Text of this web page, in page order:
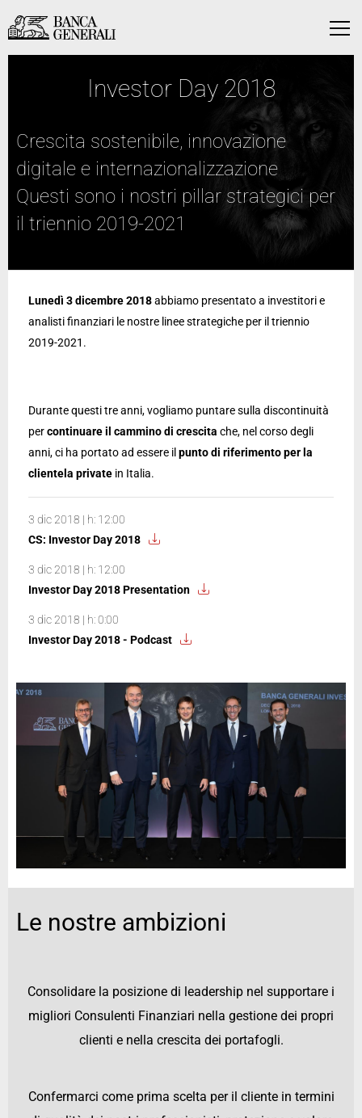
Vai al contenuto principale
Menu
Vai al contenuto principale
Investor Day 2018
Crescita sostenibile, innovazione
digitale e internazionalizzazione
Questi sono i nostri pillar strategici per
il triennio 2019-2021
Lunedì 3 dicembre 2018abbiamo presentato a investitori e
analisti finanziari le nostre linee strategiche per il triennio
2019-2021.
Durante questi tre anni, vogliamo puntare sulla discontinuità
percontinuare il cammino di crescita che, nel corso degli
anni, ci ha portato ad essere il punto di riferimento per la
clientela private in Italia.
3 dic 2018 | h: 12:00
CS: Investor Day 2018
3 dic 2018 | h: 12:00
Investor Day 2018 Presentation
3 dic 2018 | h: 0:00
Investor Day 2018 - Podcast
Le nostre ambizioni
Consolidare la posizione di leadership nel supportare i
migliori Consulenti Finanziari nella gestione dei propri
clienti e nella crescita dei portafogli.
Confermarci come prima scelta per il cliente in termini